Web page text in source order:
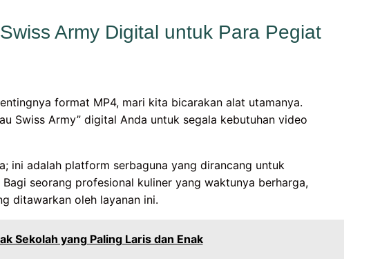
Army Digital untuk Para Pegiat
format MP4, mari kita bicarakan alat utamanya.
Swiss Army” digital Anda untuk segala kebutuhan video
ini adalah platform serbaguna yang dirancang untuk
seorang profesional kuliner yang waktunya berharga,
ditawarkan oleh layanan ini.
Sekolah yang Paling Laris dan Enak